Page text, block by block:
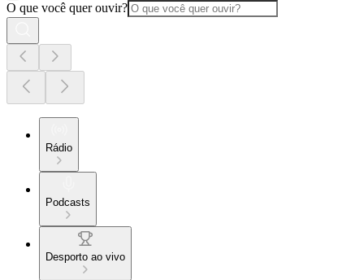
O que você quer ouvir?
Rádio
Podcasts
Desporto ao vivo